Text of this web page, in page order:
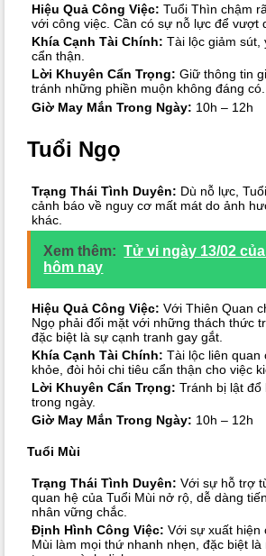
Hiệu Quả Công Việc: Tuổi Thìn chậm
với công việc. Cần có sự nỗ lực để vượt
Khía Cạnh Tài Chính: Tài lộc giảm sút,
cẩn thận.
Lời Khuyên Cẩn Trọng: Giữ thông tin
tránh những phiền muộn không đáng có.
Giờ May Mắn Trong Ngày: 10h – 12h
Tuổi Ngọ
Trạng Thái Tình Duyên: Dù nỗ lực,
cảnh báo về nguy cơ mất mát do ảnh
khác.
Xem thêm: Tử vi ngày 13/02
hôm nay
Hiệu Quả Công Việc: Với Thiên Quan
Ngọ phải đối mặt với những thách thức
đặc biệt là sự cạnh tranh gay gắt.
Khía Cạnh Tài Chính: Tài lộc liên quan
khỏe, đòi hỏi chi tiêu cẩn thận cho việc
Lời Khuyên Cẩn Trọng: Tránh bị lật
trong ngày.
Giờ May Mắn Trong Ngày: 10h – 12h
Tuổi Mùi
Trạng Thái Tình Duyên: Với sự hỗ trợ
quan hệ của Tuổi Mùi nở rộ, dễ dàng
nhân vững chắc.
Định Hình Công Việc: Với sự xuất hiện
Mùi làm mọi thứ nhanh nhẹn, đặc biệt